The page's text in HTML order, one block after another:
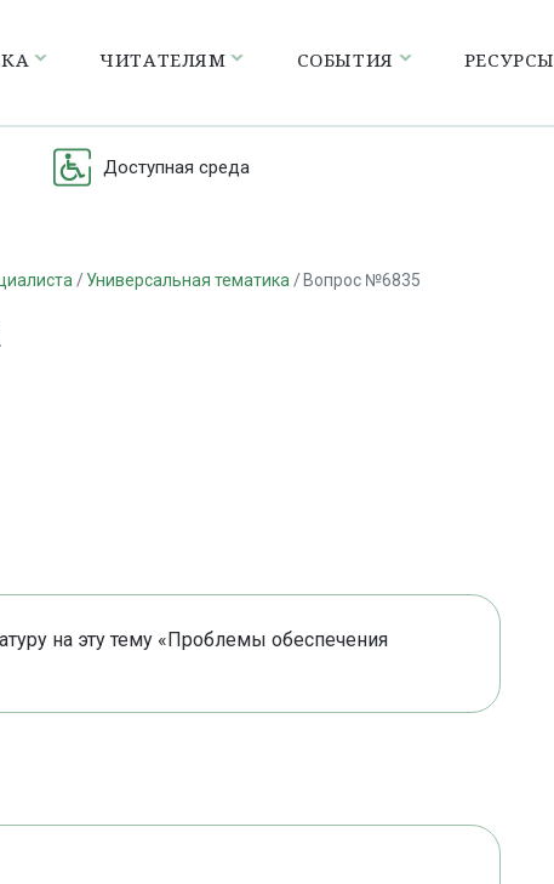
ЧИТАТЕЛЯМ СОБЫТИЯ РЕСУРСЫ
Доступная среда
Универсальная тематика Вопрос №6835
на эту тему «Проблемы обеспечения